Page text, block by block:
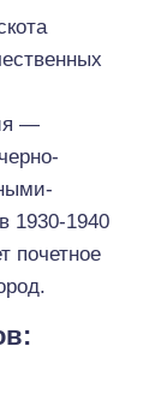
—
1930-1940
почетное